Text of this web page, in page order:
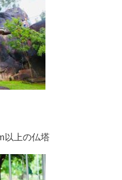
以上の仏塔